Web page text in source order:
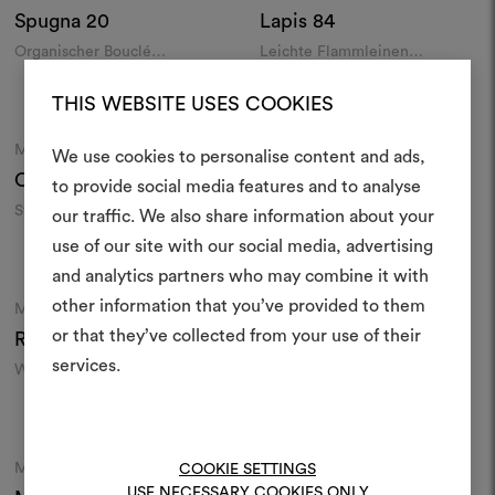
THIS WEBSITE USES COOKIES
We use cookies to personalise content and ads,
to provide social media features and to analyse
our traffic. We also share information about your
use of our site with our social media, advertising
and analytics partners who may combine it with
other information that you’ve provided to them
or that they’ve collected from your use of their
services.
COOKIE SETTINGS
Spugna20
Organischer Bouclé
Lapis 84
Leichte Flammleinen
Moodboard
Farben
MARIAFLORA
Camaleonte70
Strukturierte Mélange-
Moodboard
MARIAFLORA
Caleidoscopio100
Geometrischer Jacquard
Moodboard
MARIAFLORA
Rodrigo130180
Weiche, flammhemmende
Moodboard
Farben
MARIAFLORA
Tela Italiana20
Moodboard
MARIAFLORA MARIAFLORA
Ein
erstellen
Ein interaktives Tool, mit
Ideen zum Leben
anderen teilen können,